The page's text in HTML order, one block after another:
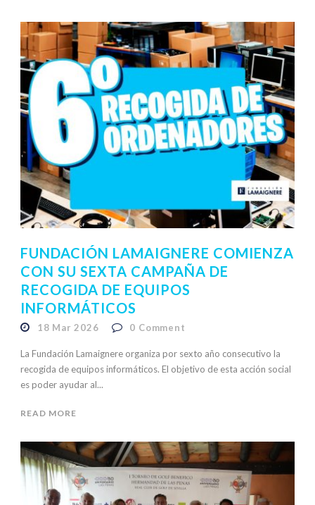
FUNDACIÓN LAMAIGNERE COMIENZA
CON SU SEXTA CAMPAÑA DE
RECOGIDA DE EQUIPOS
INFORMÁTICOS
18 Mar 2026 0 Comment
La Fundación Lamaignere organiza por sexto año consecutivo la
recogida de equipos informáticos. El objetivo de esta acción social
es poder ayudar al...
READ MORE